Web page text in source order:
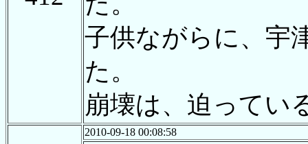
子供ながらに、宇
た。
崩壊は、迫ってい
2010-09-18 00:08:58